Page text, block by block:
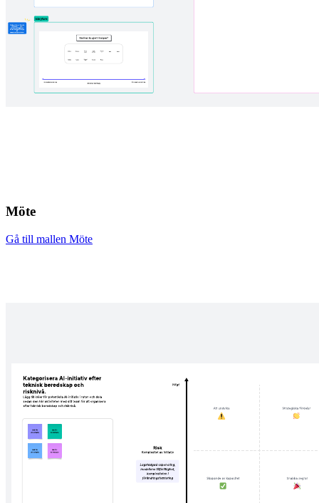
Möte
Gå till mallen Möte